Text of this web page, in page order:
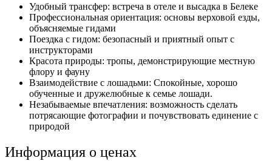
Удобный трансфер: встреча в отеле и высадка в Белеке
Профессиональная ориентация: основы верховой езды,
объясняемые гидами
Поездка с гидом: безопасный и приятный опыт с
инструкторами
Красота природы: тропы, демонстрирующие местную
флору и фауну
Взаимодействие с лошадьми: Спокойные, хорошо
обученные и дружелюбные к семье лошади.
Незабываемые впечатления: возможность сделать
потрясающие фотографии и почувствовать единение с
природой
Информация о ценах